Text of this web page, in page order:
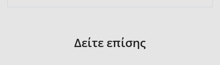
Δείτε επίσης